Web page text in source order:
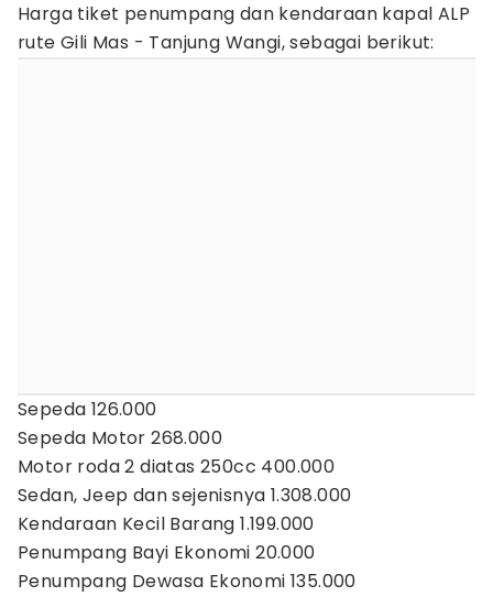
Harga tiket penumpang dan kendaraan kapal ALP
rute Gili Mas - Tanjung Wangi, sebagai berikut:
Sepeda 126.000
Sepeda Motor 268.000
Motor roda 2 diatas 250cc 400.000
Sedan, Jeep dan sejenisnya 1.308.000
Kendaraan Kecil Barang 1.199.000
Penumpang Bayi Ekonomi 20.000
Penumpang Dewasa Ekonomi 135.000